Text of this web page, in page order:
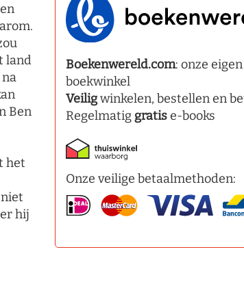
land
Ben
het
hij
Boekenwereld.com: onze eigen
boekwinkel
Veiligwinkelen, bestellen en
Regelmatig gratise-books
Onze veilige betaalmethoden: